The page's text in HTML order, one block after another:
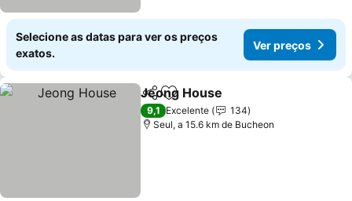
Selecione as datas para ver os preços
exatos.
Ver preços
PartilharAdicionar aos favoritos
Jeong House
9,1 Excelente
134
Seul, a 15.6 km de Bucheon